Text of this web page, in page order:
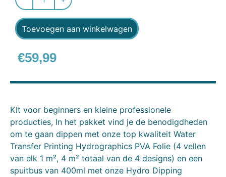
Toevoegen aan winkelwagen
€59,99
Kit voor beginners en kleine professionele
producties, In het pakket vind je de benodigdheden
om te gaan dippen met onze top kwaliteit Water
Transfer Printing Hydrographics PVA Folie (4 vellen
van elk 1 m², 4 m² totaal van de 4 designs) en een
spuitbus van 400ml met onze Hydro Dipping